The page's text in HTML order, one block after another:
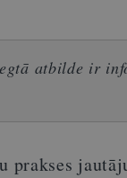
atbilde ir